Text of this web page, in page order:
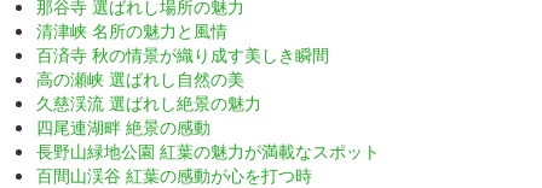
那谷寺 選ばれし場所の魅力
清津峡 名所の魅力と風情
百済寺 秋の情景が織り成す美しき瞬間
高の瀬峡 選ばれし自然の美
久慈渓流 選ばれし絶景の魅力
四尾連湖畔 絶景の感動
長野山緑地公園 紅葉の魅力が満載なスポット
百間山渓谷 紅葉の感動が心を打つ時